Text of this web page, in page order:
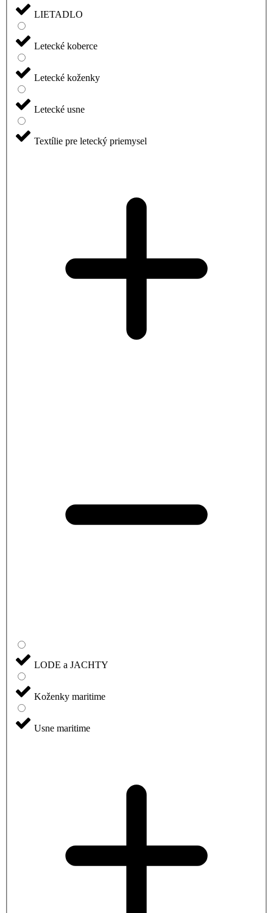
LIETADLO
Letecké koberce
Letecké koženky
Letecké usne
Textílie pre letecký priemysel
LODE a JACHTY
Koženky maritime
Usne maritime